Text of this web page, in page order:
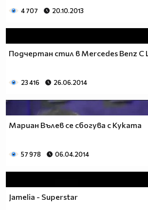
4 707 20.10.2013
Подчертан стил в Mercedes Benz C
23 416 26.06.2014
Мариан Вълев се сбогува с Куката
57 978 06.04.2014
Jamelia - Superstar